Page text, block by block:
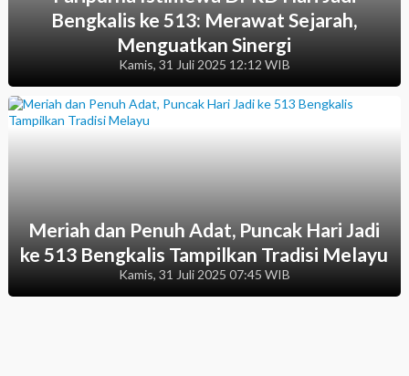
Bengkalis ke 513: Merawat Sejarah,
Menguatkan Sinergi
Kamis, 31 Juli 2025 12:12 WIB
Meriah dan Penuh Adat, Puncak Hari Jadi
ke 513 Bengkalis Tampilkan Tradisi Melayu
Kamis, 31 Juli 2025 07:45 WIB